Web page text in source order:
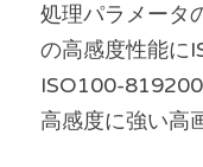
処理パラメータ
の高感度性能に
ISO100-
高感度に強い高